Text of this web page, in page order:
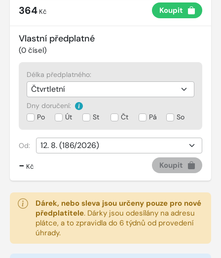
364 Kč Koupit
Vlastní předplatné
(0 čísel)
Délka předplatného:
Dny doručení:
Po
Út St Čt Pá So
Od:
- Kč Koupit
Dárek, nebo sleva jsou určeny pouze pro nové
předplatitele. Dárky jsou odesílány na adresu
plátce, a to zpravidla do 6 týdnů od provedení
úhrady.